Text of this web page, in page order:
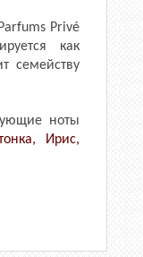
Privé
как
семейству
ноты
Ирис,